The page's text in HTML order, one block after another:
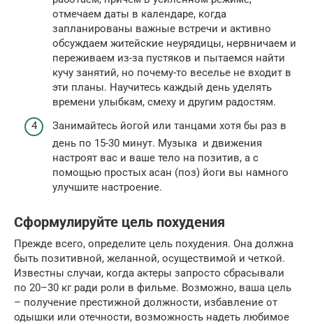
отмечаем даты в календаре, когда
запланированы важные встречи и активно
обсуждаем житейские неурядицы, нервничаем и
переживаем из-за пустяков и пытаемся найти
кучу занятий, но почему-то веселье не входит в
эти планы. Научитесь каждый день уделять
времени улыбкам, смеху и другим радостям.
Занимайтесь йогой или танцами хотя бы раз в
день по 15-30 минут. Музыка и движения
настроят вас и ваше тело на позитив, а с
помощью простых асан (поз) йоги вы намного
улучшите настроение.
Сформулируйте цель похудения
Прежде всего, определите цель похудения. Она должна
быть позитивной, желанной, осуществимой и четкой.
Известны случаи, когда актеры запросто сбрасывали
по 20–30 кг ради роли в фильме. Возможно, ваша цель
– получение престижной должности, избавление от
одышки или отечности, возможность надеть любимое